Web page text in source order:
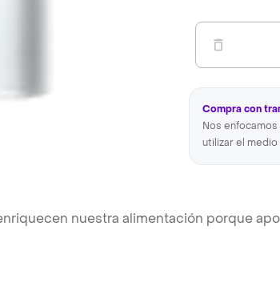
Compra con
Nos
utilizar el
nuestra alimentación porque